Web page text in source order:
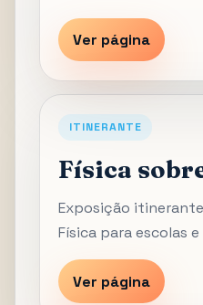
Ver página
ITINERANTE
Física
Exposição
Física para escolas
Ver página